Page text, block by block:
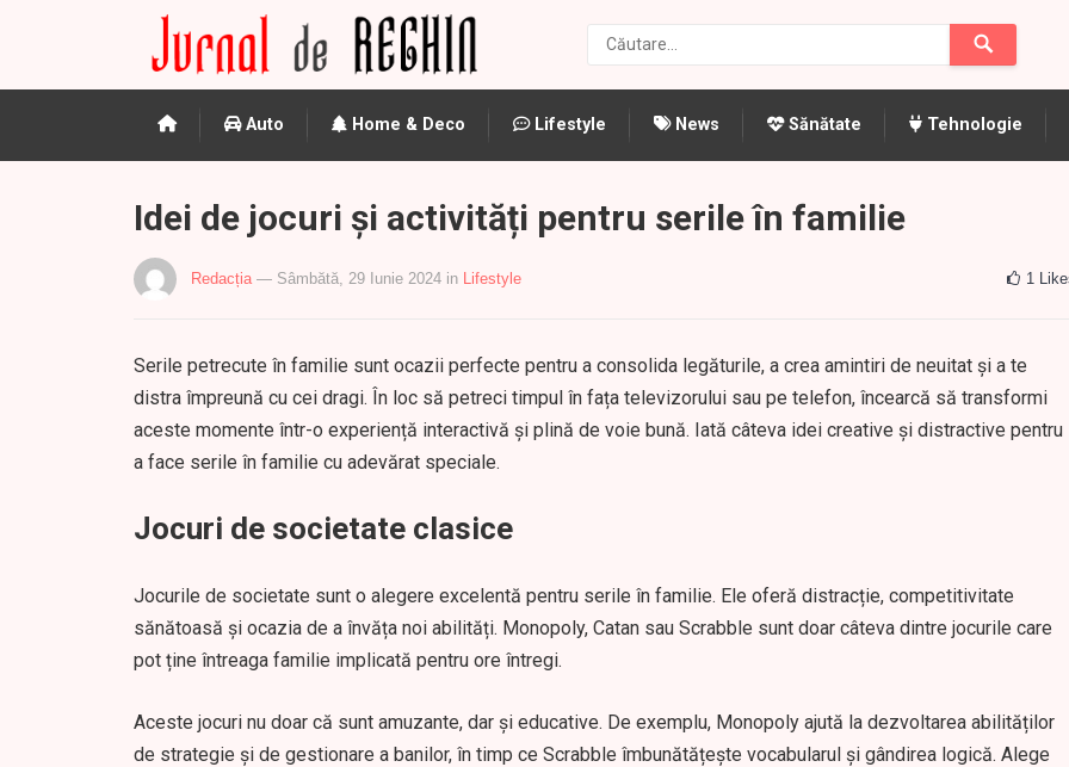
Auto Home & Deco Lifestyle News Sănătate Tehnologie
Idei de jocuri și activități pentru serile în familie
Redacția — Sâmbătă, 29 Iunie 2024 in Lifestyle 1
Serile petrecute în familie sunt ocazii perfecte pentru a consolida legăturile, a crea amintiri de neuitat și a te
distra împreună cu cei dragi. În loc să petreci timpul în fața televizorului sau pe telefon, încearcă să transformi
aceste momente într-o experiență interactivă și plină de voie bună. Iată câteva idei creative și distractive pentru
a face serile în familie cu adevărat speciale.
Jocuri de societate clasice
Jocurile de societate sunt o alegere excelentă pentru serile în familie. Ele oferă distracție, competitivitate
sănătoasă și ocazia de a învăța noi abilități. Monopoly, Catan sau Scrabble sunt doar câteva dintre jocurile care
pot ține întreaga familie implicată pentru ore întregi.
Aceste jocuri nu doar că sunt amuzante, dar și educative. De exemplu, Monopoly ajută la dezvoltarea abilităților
de strategie și de gestionare a banilor, în timp ce Scrabble îmbunătățește vocabularul și gândirea logică. Alege